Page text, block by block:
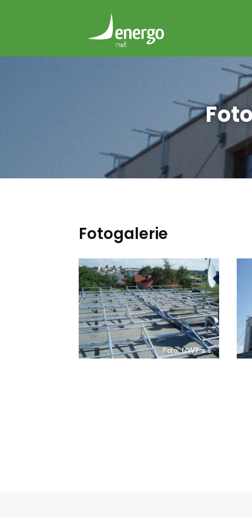
Fotogalerie